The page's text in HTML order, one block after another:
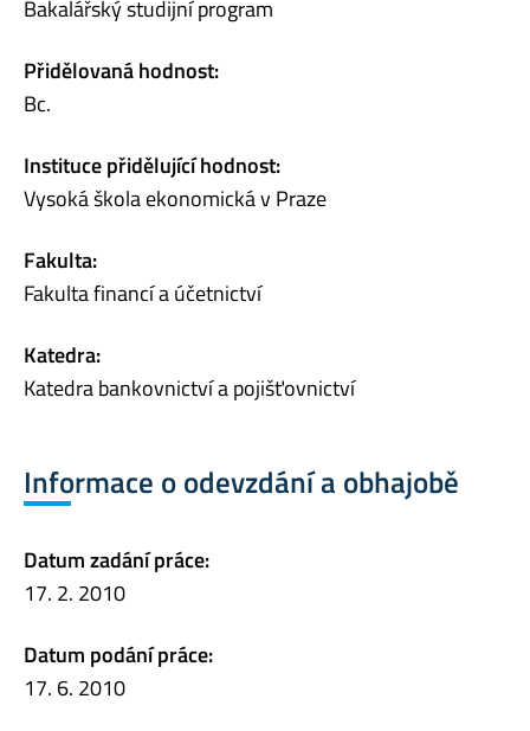
Bakalářský studijní program
Přidělovaná hodnost:
Bc.
Instituce přidělující hodnost:
Vysoká škola ekonomická v Praze
Fakulta:
Fakulta financí a účetnictví
Katedra:
Katedra bankovnictví a pojišťovnictví
Informace o odevzdání a obhajobě
Datum zadání práce:
17. 2. 2010
Datum podání práce:
17. 6. 2010